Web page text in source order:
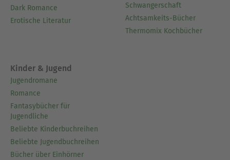
Dark Romance
Erotische Literatur
Schwangerschaft
Achtsamkeits-Bücher
Thermomix Kochbücher
Kinder & Jugend
Jugendromane
Romance
Fantasybücher für
Jugendliche
Beliebte Kinderbuchreihen
Beliebte Jugendbuchreihen
Bücher über Einhörner